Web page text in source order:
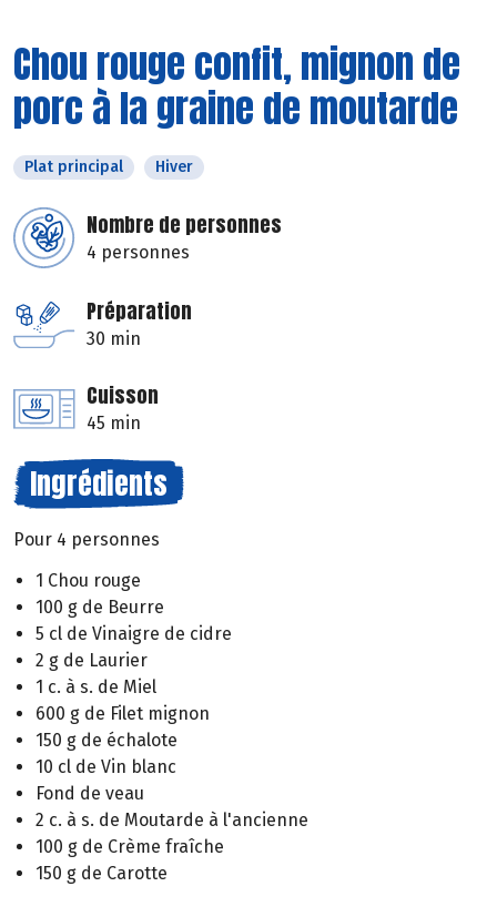
Chou rouge confit, mignon de
porc à la graine de moutarde
Plat principal Hiver
Nombre de personnes
4 personnes
Préparation
30 min
Cuisson
45 min
Ingrédients
Pour 4 personnes
1 Chou rouge
100 g de Beurre
5 cl de Vinaigre de cidre
2 g de Laurier
1 c. à s. de Miel
600 g de Filet mignon
150 g de échalote
10 cl de Vin blanc
Fond de veau
2 c. à s. de Moutarde à l'ancienne
100 g de Crème fraîche
150 g de Carotte